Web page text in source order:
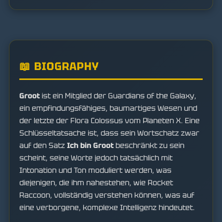
📖 BIOGRAPHY
Grootist ein Mitglied der Guardians of the Galaxy,
ein empfindungsfähiges, baumartiges Wesen und
der letzte der Flora Colossus vom Planeten X. Eine
Schlüsseltatsache ist, dass sein Wortschatz zwar
auf den Satz Ich bin Grootbeschränkt zu sein
scheint, seine Worte jedoch tatsächlich mit
Intonation und Ton moduliert werden, was
diejenigen, die ihm nahestehen, wie Rocket
Raccoon, vollständig verstehen können, was auf
eine verborgene, komplexe Intelligenz hindeutet.